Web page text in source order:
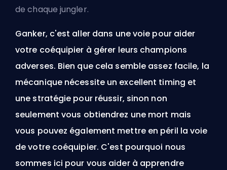
de chaque jungler.
Ganker, c'est aller dans une voie pour aider
votre coéquipier à gérer leurs champions
adverses. Bien que cela semble assez facile, la
mécanique nécessite un excellent timing et
une stratégie pour réussir, sinon non
seulement vous obtiendrez une mort mais
vous pouvez également mettre en péril la voie
de votre coéquipier. C'est pourquoi nous
sommes ici pour vous aider à apprendre